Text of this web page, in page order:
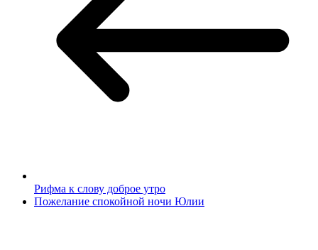
Рифма к слову доброе утро
Пожелание спокойной ночи Юлии